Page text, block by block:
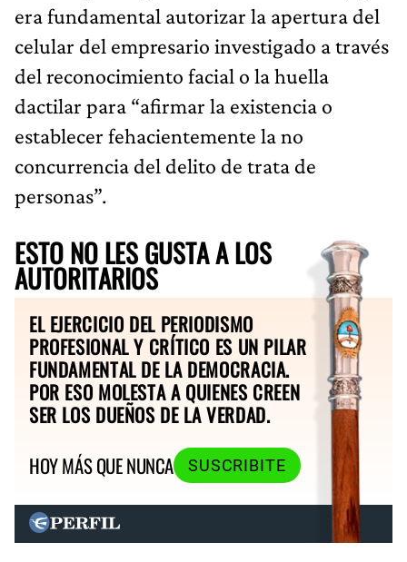
era fundamental autorizar la apertura del
celular del empresario investigado a través
del reconocimiento facial o la huella
dactilar para “afirmar la existencia o
establecer fehacientemente la no
concurrencia del delito de trata de
personas”.
ESTO NO LES GUSTA A LOS
AUTORITARIOS
EL EJERCICIO DEL PERIODISMO
PROFESIONAL Y CRÍTICO ES UN PILAR
FUNDAMENTAL DE LA DEMOCRACIA.
POR ESO MOLESTA A QUIENES CREEN
SER LOS DUEÑOS DE LA VERDAD.
HOY MÁS QUE NUNCA
SUSCRIBITE